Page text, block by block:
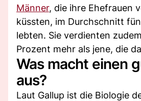
Männer, die ihre Ehefrauen
küssten, im Durchschnitt
lebten. Sie verdienten
Prozent mehr als jene, die
Was macht einen
aus?
Laut Gallup ist die Biologie